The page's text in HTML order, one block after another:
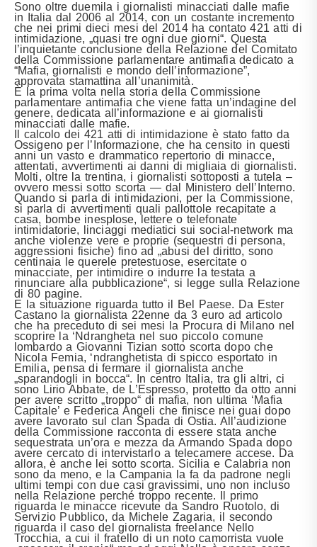
Sono oltre duemila i giornalisti minacciati dalle mafie
in Italia dal 2006 al 2014, con un costante incremento
che nei primi dieci mesi del 2014 ha contato 421 atti di
intimidazione, „quasi tre ogni due giorni“. Questa
l’inquietante conclusione della Relazione del Comitato
della Commissione parlamentare antimafia dedicato a
“Mafia, giornalisti e mondo dell’informazione”,
approvata stamattina all’unanimità.
È la prima volta nella storia della Commissione
parlamentare antimafia che viene fatta un’indagine del
genere, dedicata all’informazione e ai giornalisti
minacciati dalle mafie.
Il calcolo dei 421 atti di intimidazione è stato fatto da
Ossigeno per l’Informazione, che ha censito in questi
anni un vasto e drammatico repertorio di minacce,
attentati, avvertimenti ai danni di migliaia di giornalisti.
Molti, oltre la trentina, i giornalisti sottoposti a tutela –
ovvero messi sotto scorta — dal Ministero dell’Interno.
Quando si parla di intimidazioni, per la Commissione,
si parla di avvertimenti quali pallottole recapitate a
casa, bombe inesplose, lettere o telefonate
intimidatorie, linciaggi mediatici sui social-network ma
anche violenze vere e proprie (sequestri di persona,
aggressioni fisiche) fino ad „abusi del diritto, sono
centinaia le querele pretestuose, esercitate o
minacciate, per intimidire o indurre la testata a
rinunciare alla pubblicazione“, si legge sulla Relazione
di 80 pagine.
E la situazione riguarda tutto il Bel Paese. Da Ester
Castano la giornalista 22enne da 3 euro ad articolo
che ha preceduto di sei mesi la Procura di Milano nel
scoprire la ‘Ndrangheta nel suo piccolo comune
lombardo a Giovanni Tizian sotto scorta dopo che
Nicola Femia, ‘ndranghetista di spicco esportato in
Emilia, pensa di fermare il giornalista anche
„sparandogli in bocca“. In centro Italia, tra gli altri, ci
sono Lirio Abbate, de L’Espresso, protetto da otto anni
per avere scritto „troppo“ di mafia, non ultima ‘Mafia
Capitale’ e Federica Angeli che finisce nei guai dopo
avere lavorato sul clan Spada di Ostia. All’audizione
della Commissione racconta di essere stata anche
sequestrata un’ora e mezza da Armando Spada dopo
avere cercato di intervistarlo a telecamere accese. Da
allora, è anche lei sotto scorta. Sicilia e Calabria non
sono da meno, e la Campania la fa da padrone negli
ultimi tempi con due casi gravissimi, uno non incluso
nella Relazione perché troppo recente. Il primo
riguarda le minacce ricevute da Sandro Ruotolo, di
Servizio Pubblico, da Michele Zagaria, il secondo
riguarda il caso del giornalista freelance Nello
Trocchia, a cui il fratello di un noto camorrista vuole